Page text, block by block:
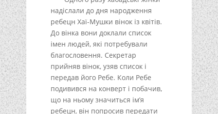
надіслали до дня народження
ребецн Хаї-Мушки вінок із квітів.
До вінка вони доклали список
імен людей, які потребували
благословення. Секретар
прийняв вінок, узяв список і
передав його Ребе. Коли Ребе
подивився на конверт і побачив,
що на ньому значиться ім’я
ребецн, він попросив передати